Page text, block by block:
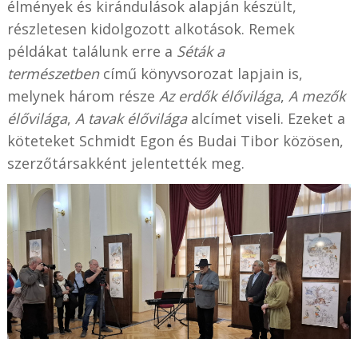
élmények és kirándulások alapján készült,
részletesen kidolgozott alkotások. Remek
példákat találunk erre a Séták a
természetbencímű könyvsorozat lapjain is,
melynek három része Az erdők élővilága, A mezők
élővilága, A tavak élővilágaalcímet viseli. Ezeket a
köteteket Schmidt Egon és Budai Tibor közösen,
szerzőtársakként jelentették meg.